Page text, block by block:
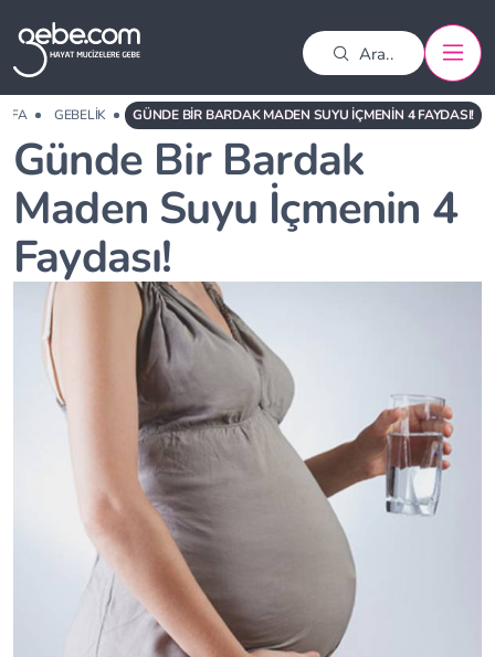
GEBELIK GÜNDE BIR BARDAK MADEN SUYU İÇMENIN 4 FAYDASI!
Günde Bir Bardak
Maden Suyu İçmenin 4
Faydası!